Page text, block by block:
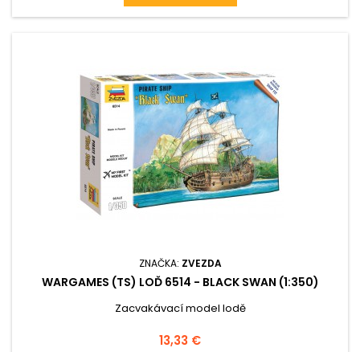
ZNAČKA: ZVEZDA
WARGAMES (TS) LOĎ 6514 - BLACK SWAN (1:350)
Zacvakávací model lodě
Cena
13,33 €